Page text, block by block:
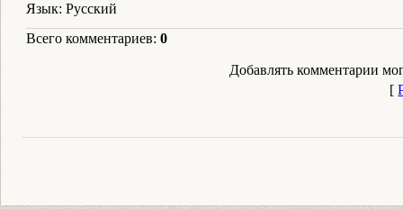
Язык: Русский
Всего комментариев: 0
Добавлять комментарии
[